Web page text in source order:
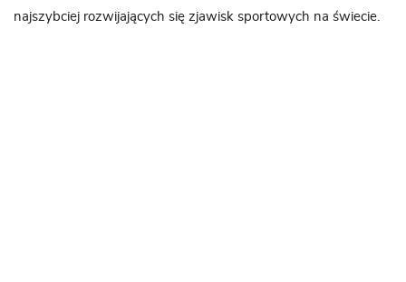
najszybciej rozwijających się zjawisk sportowych na świecie.